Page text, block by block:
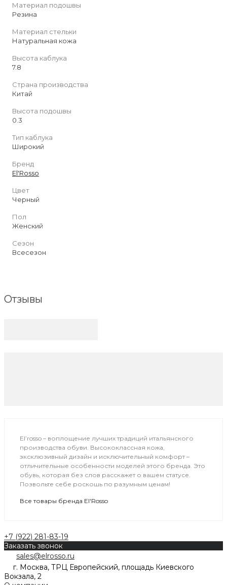
Материал подошвы
Резина
Материал стельки
Натуральная кожа
Высота каблука
7.8
Страна производства
Китай
Высота подошвы
0.3
Тип каблука
Широкий
Бренд
El'Rosso
Цвет
Черный
Пол
Женский
Сезон
Всесезон
Отзывы
El’rosso – воплощение лучших традиций итальянского
производства обуви. Высококлассная кожа,
эксклюзивный дизайн и исключительный комфорт –
отличительные особенности моделей этого бренда. Это
обувь, которая без слов расскажет о вашем статусе.
Позвольте себе роскошь по разумным ценам!
Все товары бренда El'Rosso
+7 (922) 281-83-19
Заказать звонок
sales@elrosso.ru
г. Москва, ТРЦ Европейский, площадь Киевского
Вокзала, 2